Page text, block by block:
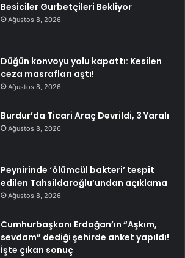
Besiciler Gurbetçileri Bekliyor
Ağustos 8, 2026
Düğün konvoyu yolu kapattı: Kesilen
ceza masrafları aştı!
Ağustos 8, 2026
Burdur’da Ticari Araç Devrildi, 3 Yaralı
Ağustos 8, 2026
Peynirinde ‘ölümcül bakteri’ tespit
edilen Tahsildaroğlu’undan açıklama
Ağustos 8, 2026
Cumhurbaşkanı Erdoğan’ın “Aşkım,
sevdam” dediği şehirde anket yapıldı!
İşte çıkan sonuç